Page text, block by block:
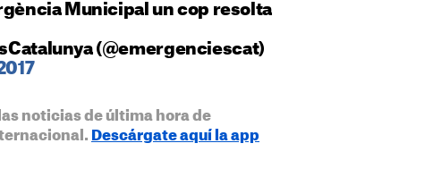
Municipal un cop resolta
(@emergenciescat)
noticias de última hora de
Descárgate aquí la app